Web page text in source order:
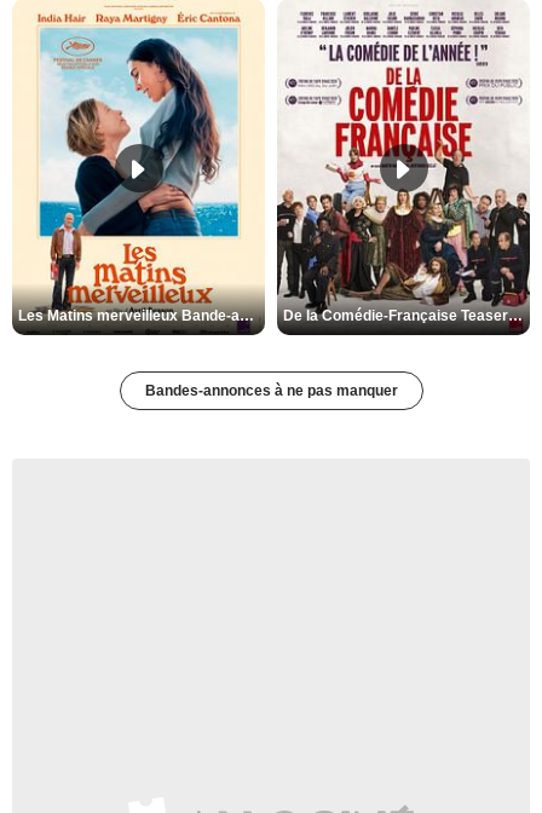
Les Matins merveilleux Bande-annonce VF De la Comédie-Française Teaser VF
Bandes-annonces à ne pas manquer